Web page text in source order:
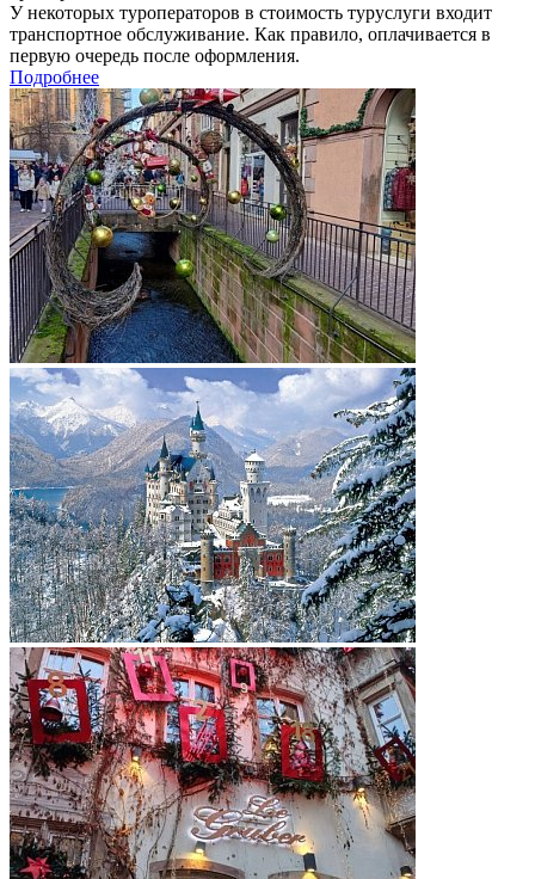
У некоторых туроператоров в стоимость туруслуги входит
транспортное обслуживание. Как правило, оплачивается в
первую очередь после оформления.
Подробнее